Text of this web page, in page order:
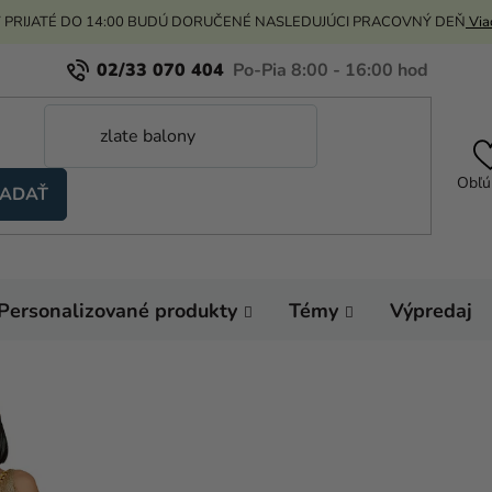
PRIJATÉ DO 14:00 BUDÚ DORUČENÉ NASLEDUJÚCI PRACOVNÝ DEŇ
02/33 070 404
produkty Témy Výpredaj